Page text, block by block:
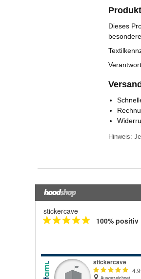
stickercave
100% positiv